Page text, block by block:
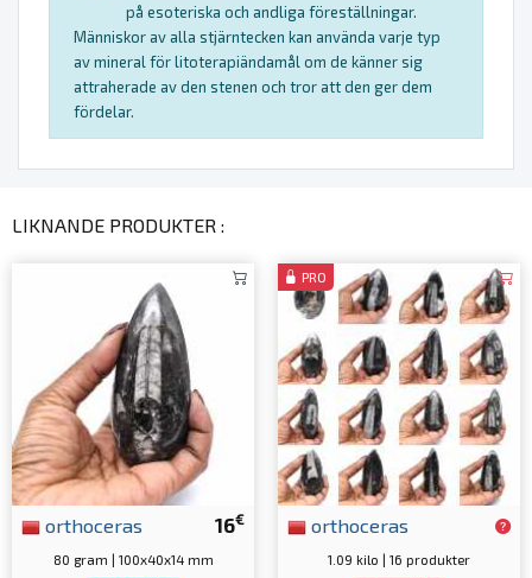
på esoteriska och andliga föreställningar.
Människor av alla stjärntecken kan använda varje typ
av mineral för litoterapiändamål om de känner sig
attraherade av den stenen och tror att den ger dem
fördelar.
LIKNANDE PRODUKTER :
16€
orthoceras
80 gram | 100x40x14 mm
PRO
orthoceras
1.09 kilo | 16 produkter